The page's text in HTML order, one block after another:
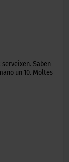
Saben
un 10. Moltes